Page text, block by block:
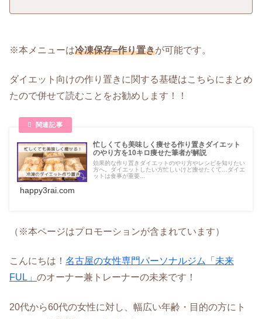
※本メニューは冷凍保存=作り置きが可能です。
ダイエット向けの作り置きに関する基礎はこちらにまとめ
たので併せて読むことをお勧めします！！
忙しくても美味しく痩せる作り置きダイエット
のやり方を10キロ痩せた筆者が解説
効果的な作り置きダイエットのやり方やレシピを知りたい
方へ。ダイエットしたい方忙しいけど痩せたくて…ダイエ
ットは食事が重要...
happy3rai.com
（※本ページはプロモーションが含まれています）
こんにちは！ 名古屋の女性専門パーソナルジム「未来
FUL」 のオーナー兼トレーナーの未来です！
20代から60代の女性に対し、幅広い年齢・目的の方にト